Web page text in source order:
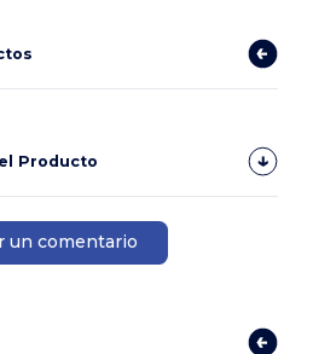
Producto
un comentario